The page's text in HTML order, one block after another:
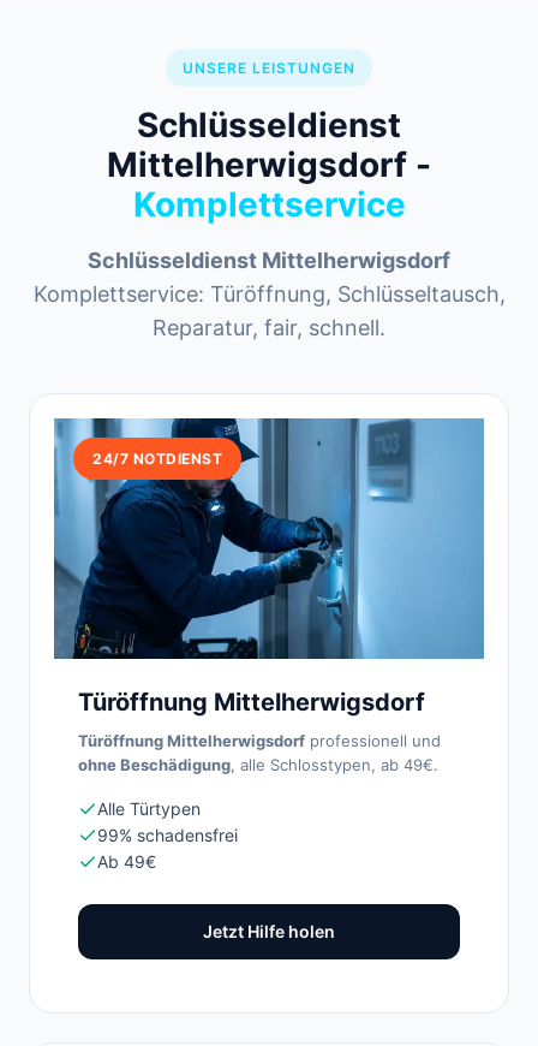
UNSERE LEISTUNGEN
Schlüsseldienst
Mittelherwigsdorf -
Komplettservice
Schlüsseldienst Mittelherwigsdorf
Komplettservice: Türöffnung, Schlüsseltausch,
Reparatur, fair, schnell.
24/7 NOTDIENST
Türöffnung Mittelherwigsdorf
Türöffnung Mittelherwigsdorf professionell und
ohne Beschädigung, alle Schlosstypen, ab 49€.
Alle Türtypen
99% schadensfrei
Ab 49€
Jetzt Hilfe holen